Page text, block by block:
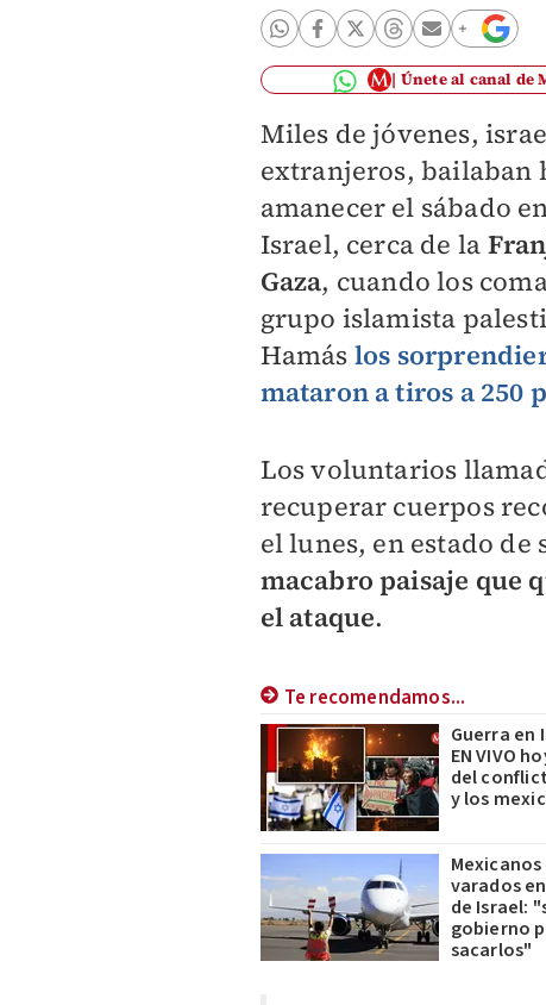
Únete al canal de
Miles de jóvenes,
extranjeros, bailaban
amanecer el sábado
Israel, cerca de la
Gaza, cuando los
grupo islamista
Hamás los
mataron a tiros a 250
Los voluntarios
recuperar cuerpos
el lunes, en estado de
macabro paisaje que
el ataque.
Te recomendamos...
Guerra en
EN VIVO
del
y los
varados
de Israel:
gobierno
sacarlos"